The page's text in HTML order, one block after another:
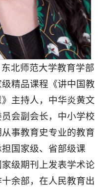
北师范大学教育学部
精品课程《讲中国教
主持人，中华炎黄文
会副会长，中小学校
事教育史专业的教育
国家级、省部级课
级期刊上发表学术论
余部，在人民教育出